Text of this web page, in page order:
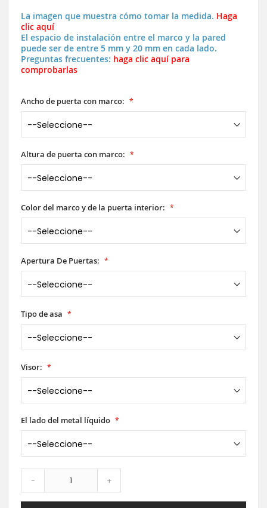
La imagen que muestra cómo tomar la medida. Haga
clic aquí
El espacio de instalación entre el marco y la pared
puede ser de entre 5 mm y 20 mm en cada lado.
Preguntas frecuentes: haga clic aquí para
comprobarlas
Ancho de puerta con marco:
Altura de puerta con marco:
Color del marco y de la puerta interior:
Apertura De Puertas:
Tipo de asa
Visor:
El lado del metal líquido
- +